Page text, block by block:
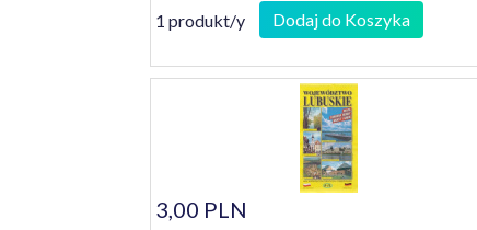
1 produkt/y Dodaj do Koszyka
3,00 PLN